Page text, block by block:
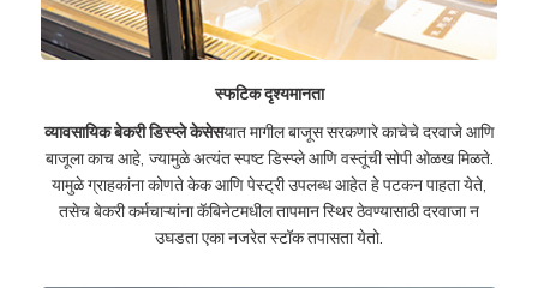
स्फटिक दृश्यमानता
व्यावसायिक बेकरी डिस्प्ले केसेसयात मागील बाजूस सरकणारे काचेचे दरवाजे आणि
बाजूला काच आहे, ज्यामुळे अत्यंत स्पष्ट डिस्प्ले आणि वस्तूंची सोपी ओळख मिळते.
यामुळे ग्राहकांना कोणते केक आणि पेस्ट्री उपलब्ध आहेत हे पटकन पाहता येते,
तसेच बेकरी कर्मचाऱ्यांना कॅबिनेटमधील तापमान स्थिर ठेवण्यासाठी दरवाजा न
उघडता एका नजरेत स्टॉक तपासता येतो.